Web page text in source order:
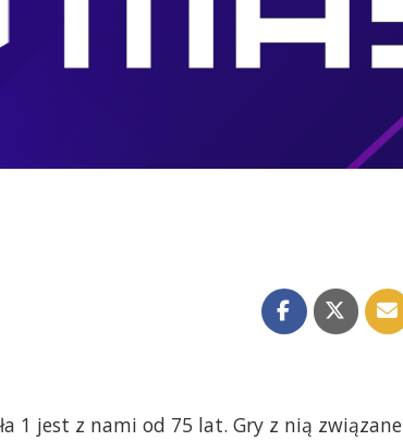
1 jest z nami od 75 lat. Gry z nią związane